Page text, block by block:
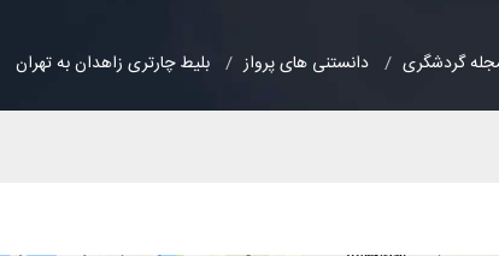
گردشگری دانستنی های پرواز بلیط چارتری زاهدان به تهران